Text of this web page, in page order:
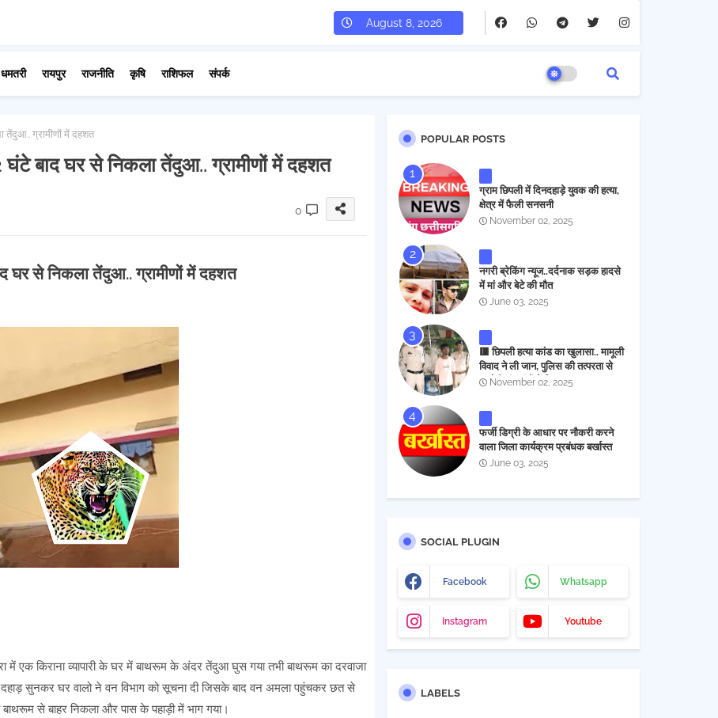
August 8, 2026
धमतरी रायपुर राजनीति कृषि राशिफल संपर्क
ग्रामीणों में दहशत
बाद घर से निकला तेंदुआ.. ग्रामीणों में दहशत
0
से निकला तेंदुआ.. ग्रामीणों में दहशत
में एक किराना व्यापारी के घर में बाथरूम के अंदर तेंदुआ घुस गया तभी बाथरूम का दरवाजा
सुनकर घर वालो ने वन विभाग को सूचना दी जिसके बाद वन अमला पहुंचकर छत से
से बाहर निकला और पास के पहाड़ी में भाग गया।
POPULAR POSTS
ग्राम छिपली में दिनदहाड़े युवक की हत्या,
क्षेत्र में फैली सनसनी
November 02, 2025
नगरी ब्रेकिंग न्यूज..दर्दनाक सड़क हादसे
में मां और बेटे की मौत
June 03, 2025
🟥 छिपली हत्या कांड का खुलासा.. मामूली
विवाद ने ली जान, पुलिस की तत्परता से
आरोपी चंद घंटों में गिरफ्तार
November 02, 2025
फर्जी डिग्री के आधार पर नौकरी करने
वाला जिला कार्यक्रम प्रबंधक बर्खास्त
June 03, 2025
SOCIAL PLUGIN
Facebook Whatsapp
Instagram Youtube
LABELS